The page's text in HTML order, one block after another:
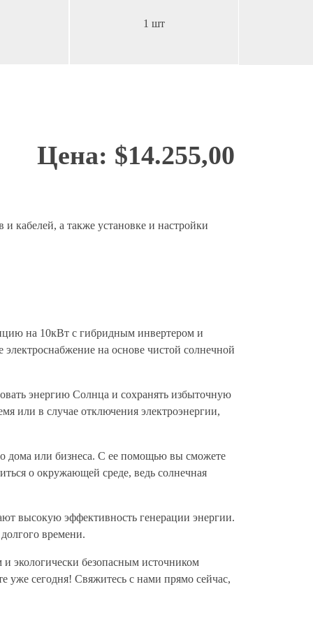
1 шт
Цена: $14.255,00
кабелей, а также установке и настройки
на 10кВт с гибридным инвертером и
на основе чистой солнечной
энергию Солнца и сохранять избыточную
или в случае отключения электроэнергии,
дома или бизнеса. С ее помощью вы сможете
о окружающей среде, ведь солнечная
высокую эффективность генерации энергии.
времени.
экологически безопасным источником
сегодня! Свяжитесь с нами прямо сейчас,